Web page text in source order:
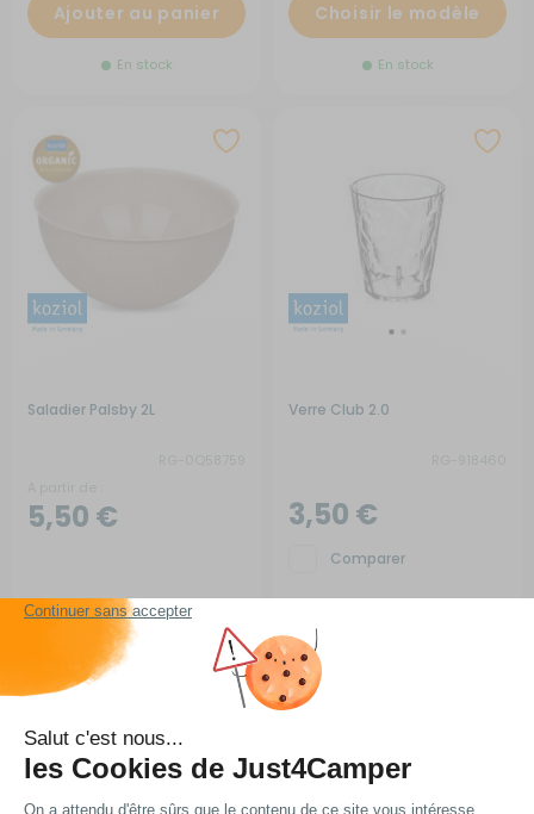
Ajouter au panier
En stock
Choisir le modèle
En stock
Saladier Palsby 2L
5,50 €
Choisir le modèle
Verre Club 2.0
3,50 €
Comparer
Ajouter au panier